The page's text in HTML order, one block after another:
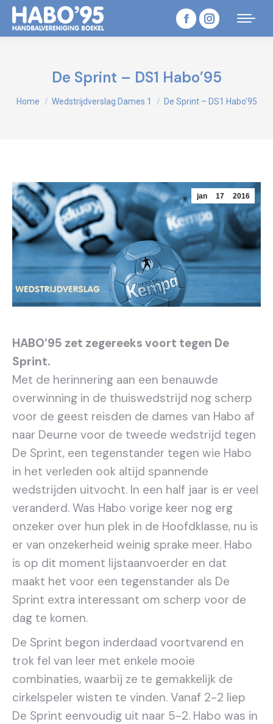
Facebook
opens
new
Instagram
opens
new
De Sprint – DS1 Habo’95
Je bent hier:
Home Wedstrijdverslag Dames 1 De Sprint – DS1 Habo’95
jan 17 2016
HABO’95 zet zegereeks voort tegen De
Sprint.
Met de herinnering aan een benauwde
overwinning in de thuiswedstrijd nog scherp
voor de geest reisden de dames van Habo af
naar Deurne voor de tweede wedstrijd tegen
De Sprint, een tegenstander tegen wie Habo
in het verleden ook altijd spannende
wedstrijden uitvocht. In een half jaar is er veel
veranderd. Was Habo vorige keer nog erg
onzeker over hun plek in de Hoofdklasse, nu is
er van onzekerheid weinig sprake meer. Habo
is op dit moment lijstaanvoerder en dat
maakt het voor een tegenstander als De
Sprint extra interessant om scherp voor de
dag te komen.
De Sprint begon inderdaad voortvarend en
trok fel van leer met enkele mooie
combinaties, waarbij ze te gemakkelijk de
cirkelspeler wisten te vinden. Vanaf 2-2 liep
De Sprint eenvoudig uit naar 5-2. Habo was in